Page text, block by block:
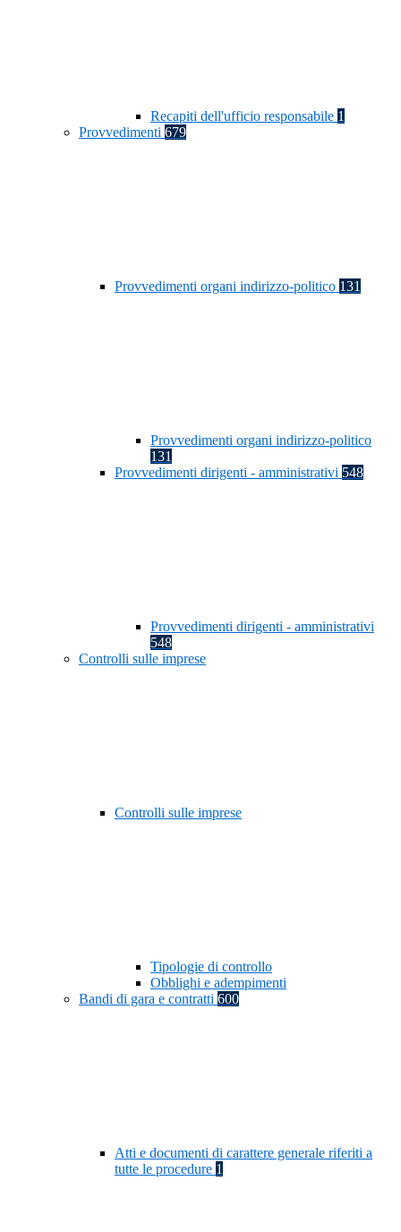
Recapiti dell'ufficio responsabile 1
Provvedimenti 679
Provvedimenti organi indirizzo-politico 131
Provvedimenti organi indirizzo-politico
131
Provvedimenti dirigenti - amministrativi 548
Provvedimenti dirigenti - amministrativi
548
Controlli sulle imprese
Controlli sulle imprese
Tipologie di controllo
Obblighi e adempimenti
Bandi di gara e contratti 600
Atti e documenti di carattere generale riferiti a
tutte le procedure 1